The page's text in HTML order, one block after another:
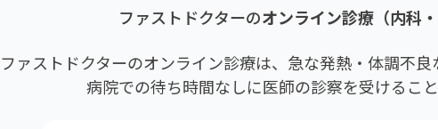
ファストドクターのオンライン診療（内科・
ファストドクターのオンライン診療は、急な発熱・体調不良
病院での待ち時間なしに医師の診察を受けること